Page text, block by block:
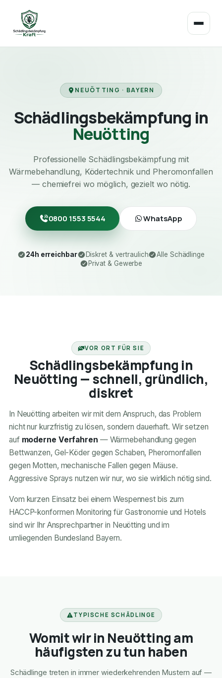
NEUÖTTING · BAYERN
Schädlingsbekämpfung in
Neuötting
Professionelle Schädlingsbekämpfung mit
Wärmebehandlung, Ködertechnik und Pheromonfallen
— chemiefrei wo möglich, gezielt wo nötig.
0800 1553 5544 WhatsApp
24h erreichbar Diskret & vertraulich
Alle Schädlinge
Privat & Gewerbe
VOR ORT FÜR SIE
Schädlingsbekämpfung in
Neuötting — schnell, gründlich,
diskret
In Neuötting arbeiten wir mit dem Anspruch, das Problem
nicht nur kurzfristig zu lösen, sondern dauerhaft. Wir setzen
auf moderne Verfahren — Wärmebehandlung gegen
Bettwanzen, Gel-Köder gegen Schaben, Pheromonfallen
gegen Motten, mechanische Fallen gegen Mäuse.
Aggressive Sprays nutzen wir nur, wo sie wirklich nötig sind.
Vom kurzen Einsatz bei einem Wespennest bis zum
HACCP-konformen Monitoring für Gastronomie und Hotels
sind wir Ihr Ansprechpartner in Neuötting und im
umliegenden Bundesland Bayern.
TYPISCHE SCHÄDLINGE
Womit wir in Neuötting am
häufigsten zu tun haben
Schädlinge treten in immer wiederkehrenden Mustern auf —